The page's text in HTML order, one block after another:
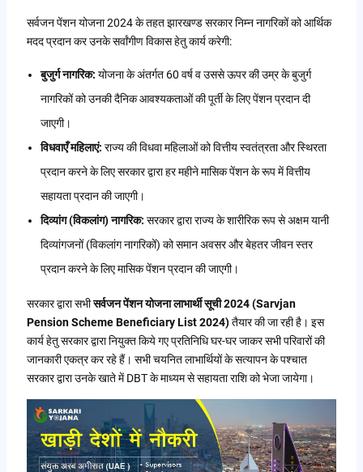
सर्वजन पेंशन योजना 2024 के तहत झारखण्ड सरकार निम्न नागरिकों को आर्थिक
मदद प्रदान कर उनके सर्वांगीण विकास हेतु कार्य करेगी:
बुजुर्ग नागरिक: योजना के अंतर्गत 60 वर्ष व उससे ऊपर की उम्र के बुजुर्ग
नागरिकों को उनकी दैनिक आवश्यकताओं की पूर्ती के लिए पेंशन प्रदान दी
जाएगी।
विधवाएँ महिलाएं: राज्य की विधवा महिलाओं को वित्तीय स्वतंत्रता और स्थिरता
प्रदान करने के लिए सरकार द्वारा हर महीने मासिक पेंशन के रूप में वित्तीय
सहायता प्रदान की जाएगी।
दिव्यांग (विकलांग) नागरिक: सरकार द्वारा राज्य के शारीरिक रूप से अक्षम यानी
दिव्यांगजनों (विकलांग नागरिकों) को समान अवसर और बेहतर जीवन स्तर
प्रदान करने के लिए मासिक पेंशन प्रदान की जाएगी।
सरकार द्वारा सभीसर्वजन पेंशन योजना लाभार्थी सूची 2024 (Sarvjan
Pension Scheme Beneficiary List 2024)तैयार की जा रही है। इस
कार्य हेतु सरकार द्वारा नियुक्त किये गए प्रतिनिधि घर-घर जाकर सभी परिवारों की
जानकारी एकत्र कर रहे हैं। सभी चयनित लाभार्थियों के सत्यापन के पश्चात
सरकार द्वारा उनके खाते में DBT के माध्यम से सहायता राशि को भेजा जायेगा।